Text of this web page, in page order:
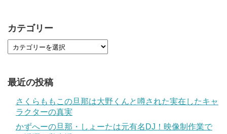
カテゴリー
最近の投稿
さくらももこの旦那は大野くんと噂された実在したキャ
ラクターの真実
かずへーの旦那・しょーたは元有名DJ！映像制作業で